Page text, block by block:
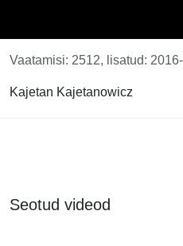
Vaatamisi: 2512, lisatud:
Kajetan Kajetanowicz
Seotud videod